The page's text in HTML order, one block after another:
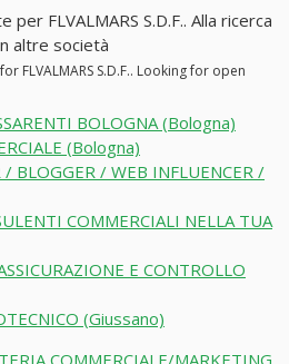
FLVALMARS S.D.F.. Alla ricerca
altre società
FLVALMARS S.D.F.. Looking for open
BOLOGNA (Bologna)
(Bologna)
/ BLOGGER / WEB INFLUENCER /
COMMERCIALI NELLA TUA
E CONTROLLO
(Giussano)
COMMERCIALE/MARKETING